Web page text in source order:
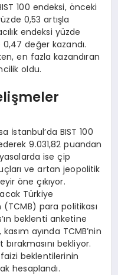
100 endeksi, önceki
0,53 artışla
endeksi yüzde
değer kazandı.
en fazla kazandıran
oldu.
İstanbul’da BIST 100
9.031,82 puandan
ise çip
ve artan jeopolitik
öne çıkıyor.
Türkiye
(TCMB) para politikası
beklenti anketine
ayında TCMB’nin
bekliyor.
beklentilerinin
hesaplandı.